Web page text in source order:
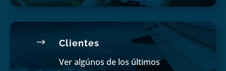
$ Clientes
Ver algúnos de los últimos